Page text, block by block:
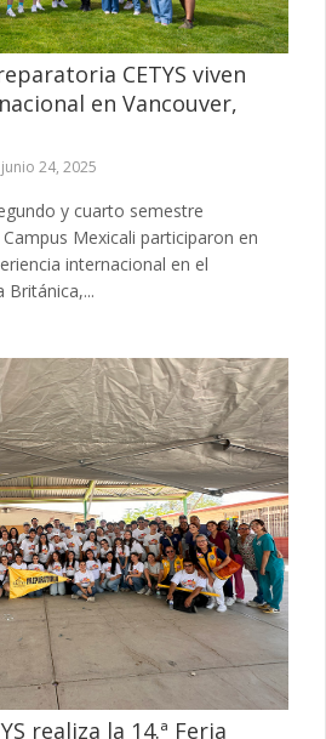
CETYS viven
en Vancouver,
junio 24, 2025
y cuarto semestre
Mexicali participaron en
internacional en el
Británica,...
realiza la 14.ª Feria